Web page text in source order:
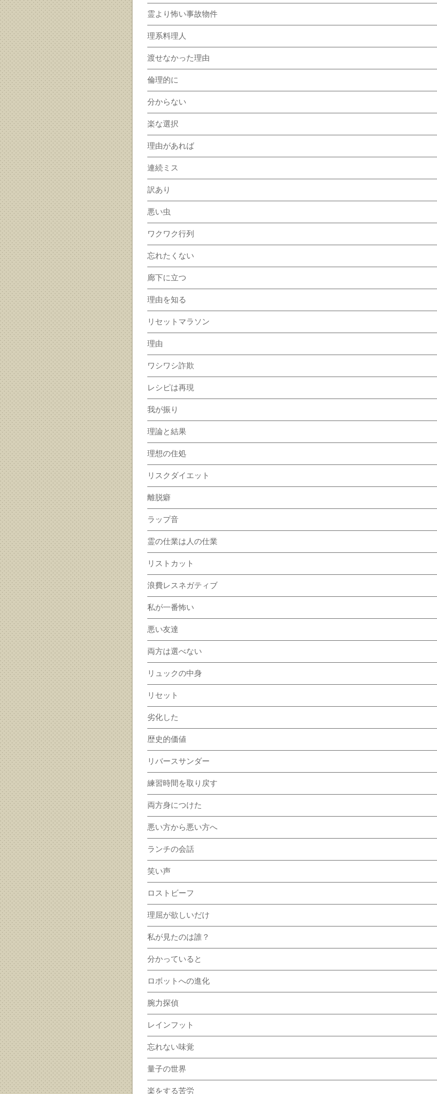
霊より怖い事故物件
理系料理人
渡せなかった理由
倫理的に
分からない
楽な選択
理由があれば
連続ミス
訳あり
悪い虫
ワクワク行列
忘れたくない
廊下に立つ
理由を知る
リセットマラソン
理由
ワシワシ詐欺
レシピは再現
我が振り
理論と結果
理想の住処
リスクダイエット
離脱癖
ラップ音
霊の仕業は人の仕業
リストカット
浪費レスネガティブ
私が一番怖い
悪い友達
両方は選べない
リュックの中身
リセット
劣化した
歴史的価値
リバースサンダー
練習時間を取り戻す
両方身につけた
悪い方から悪い方へ
ランチの会話
笑い声
ロストビーフ
理屈が欲しいだけ
私が見たのは誰？
分かっていると
ロボットへの進化
腕力探偵
レインフット
忘れない味覚
量子の世界
楽をする苦労